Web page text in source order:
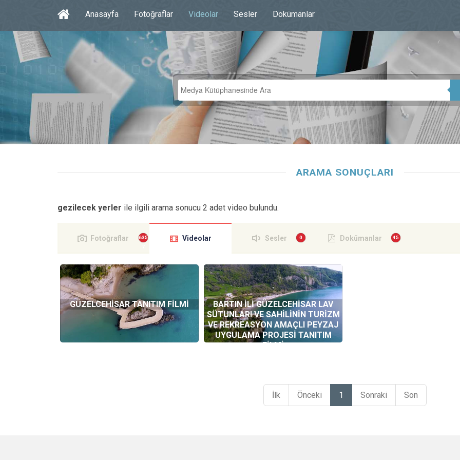
Anasayfa Fotoğraflar Videolar Sesler Dokümanlar
ARAMA SONUÇLARI
gezilecek yerler ile ilgili arama sonucu 2 adet video bulundu.
Fotoğraflar Videolar Sesler Dokümanlar
GÜZELCEHİSAR TANITIM FİLMİ
BARTIN İLİ GÜZELCEHİSAR LAV
SÜTUNLARI VE SAHİLİNİN TURİZM
VE REKREASYON AMAÇLI PEYZAJ
UYGULAMA PROJESİ TANITIM
FİLMİ
İlk Önceki 1 Sonraki Son